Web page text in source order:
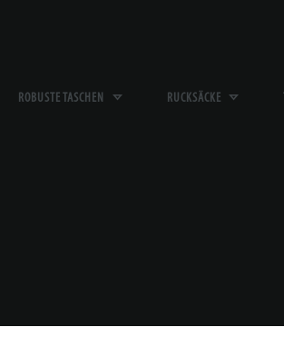
ROBUSTE TASCHEN RUCKSÄCKE